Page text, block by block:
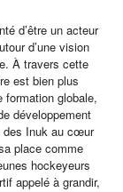
d’être un acteur
d’une vision
À travers cette
est bien plus
formation globale,
développement
des Inuk au cœur
place comme
hockeyeurs
appelé à grandir,